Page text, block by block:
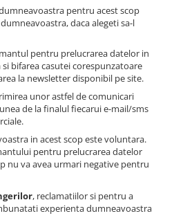
pentru acest scop
daca alegeti sa-l
pentru prelucrarea datelor in
bifarea casutei corespunzatoare
la newsletter disponibil pe site.
unor astfel de comunicari
de la finalul fiecarui e-mail/sms
in acest scop este voluntara.
pentru prelucrarea datelor
nu va avea urmari negative pentru
, reclamatiilor si pentru a
experienta dumneavoastra